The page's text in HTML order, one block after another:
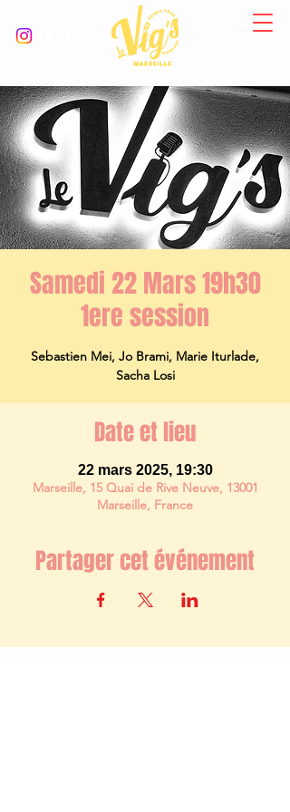
Samedi 22 Mars 19h30
1ere session
Sebastien Mei, Jo Brami, Marie Iturlade,
Sacha Losi
Date et lieu
22 mars 2025, 19:30
Marseille, 15 Quai de Rive Neuve, 13001
Marseille, France
Partager cet événement